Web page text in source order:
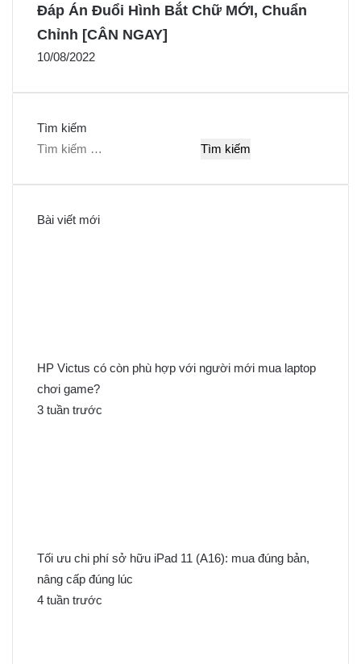
Đáp Án Đuổi Hình Bắt Chữ MỚI, Chuẩn
Chỉnh [CÂN NGAY]
10/08/2022
Tìm kiếm
T
Bài viết mới
HP Victus có còn phù hợp với người mới mua laptop
chơi game?
3 tuần trước
Tối ưu chi phí sở hữu iPad 11 (A16): mua đúng bản,
nâng cấp đúng lúc
4 tuần trước